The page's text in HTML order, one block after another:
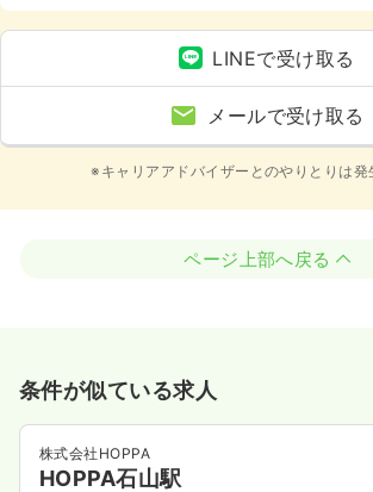
LINEで受け取る
メールで受け取る
※キャリアアドバイザーとのやりとりは発
ページ上部へ戻る
条件が似ている求人
株式会社HOPPA
HOPPA石山駅